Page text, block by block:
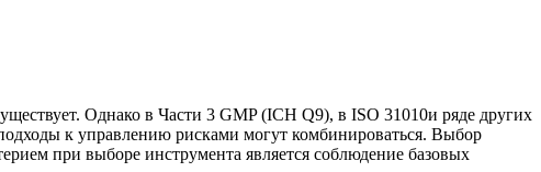
Однако в Части 3 GMP (ICH Q9), в ISO 31010и ряде других
к управлению рисками могут комбинироваться. Выбор
при выборе инструмента является соблюдение базовых